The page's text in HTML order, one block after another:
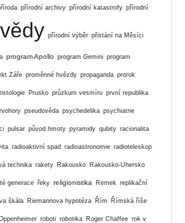
přírodní archivy přírodní katastrofy přírodní
přírodní výběr přistání na Měsíci
program Apollo program Gemini program
Záře proměnné hvězdy propaganda prorok
Prusko průzkum vesmíru první republika
pseudověda psychedelika psychiatrie
pulsar původ hmoty pyramidy qubity racionalita
radioaktivní spad radioastronomie radioteleskop
technika rakety Rakousko Rakousko-Uhersko
generace řeky religionistika Remek replikační
škála Riemannova hypotéza Řím Římská říše
roboti robotika Roger Chaffee rok v